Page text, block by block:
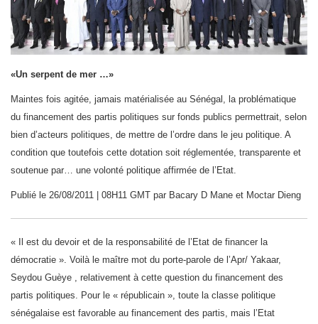
«Un serpent de mer …»
Maintes fois agitée, jamais matérialisée au Sénégal, la problématique
du financement des partis politiques sur fonds publics permettrait, selon
bien d’acteurs politiques, de mettre de l’ordre dans le jeu politique. A
condition que toutefois cette dotation soit réglementée, transparente et
soutenue par… une volonté politique affirmée de l’Etat.
Publié le 26/08/2011 | 08H11 GMT par Bacary D Mane et Moctar Dieng
« Il est du devoir et de la responsabilité de l’Etat de financer la
démocratie ». Voilà le maître mot du porte-parole de l’Apr/ Yakaar,
Seydou Guèye , relativement à cette question du financement des
partis politiques. Pour le « républicain », toute la classe politique
sénégalaise est favorable au financement des partis, mais l’Etat